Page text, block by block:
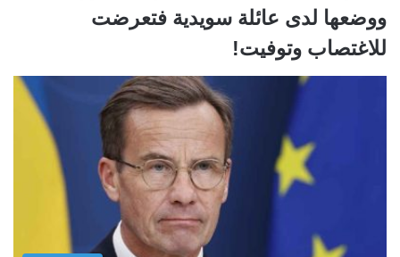
ووضعها لدى عائلة سويدية فتعرضت
للاغتصاب وتوفيت!